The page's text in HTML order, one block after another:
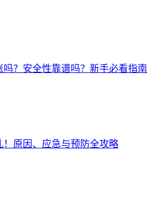
吗？安全性靠谱吗？新手必看指南
！原因、应急与预防全攻略